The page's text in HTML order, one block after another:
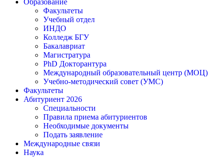
Образование
Факультеты
Учебный отдел
ИНДО
Колледж БГУ
Бакалавриат
Магистратура
PhD Докторантура
Международный образовательный центр (МОЦ)
Учебно-методический совет (УМС)
Факультеты
Абитуриент 2026
Специальности
Правила приема абитуриентов
Необходимые документы
Подать заявление
Международные связи
Наука